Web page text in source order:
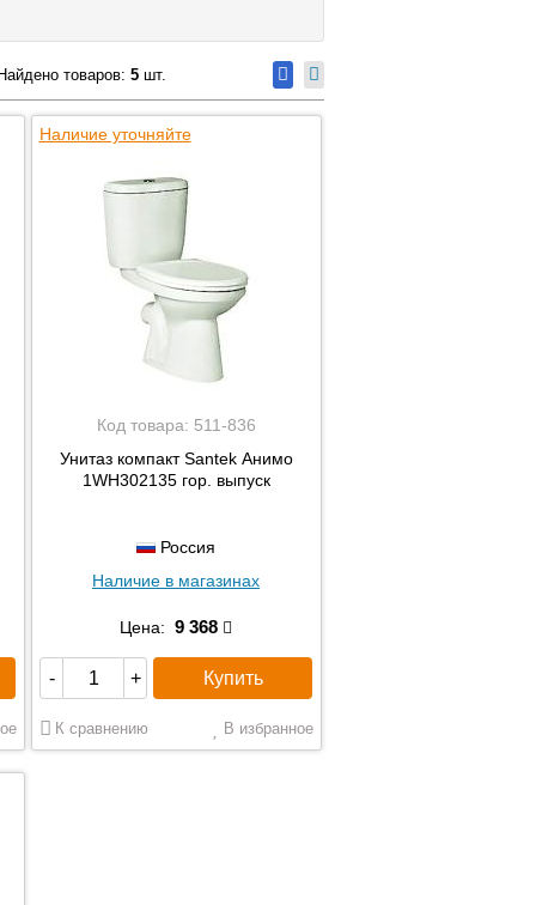
товаров: 5шт.
Наличие уточняйте
Код товара: 511-836
Унитаз компакт Santek Анимо
1WH302135 гор. выпуск
Россия
Наличие в магазинах
Цена: 9 368
- + Купить
К сравнению В избранное